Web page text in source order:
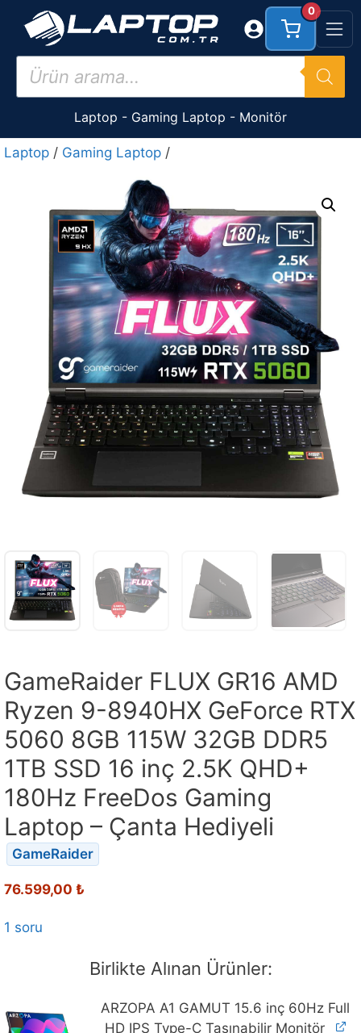
İçeriğe
Products
search
Laptop - Gaming Laptop - Monitör
0
Laptop / Gaming Laptop /
GameRaider FLUX GR16 AMD
Ryzen 9-8940HX GeForce RTX
5060 8GB 115W 32GB DDR5
1TB SSD 16 inç 2.5K QHD+
180Hz FreeDos Gaming
Laptop – Çanta Hediyeli
GameRaider
76.599,00 ₺
1 soru
Birlikte Alınan Ürünler:
ARZOPA A1 GAMUT 15.6 inç 60Hz Full
HD IPS Type-C Taşınabilir Monitör